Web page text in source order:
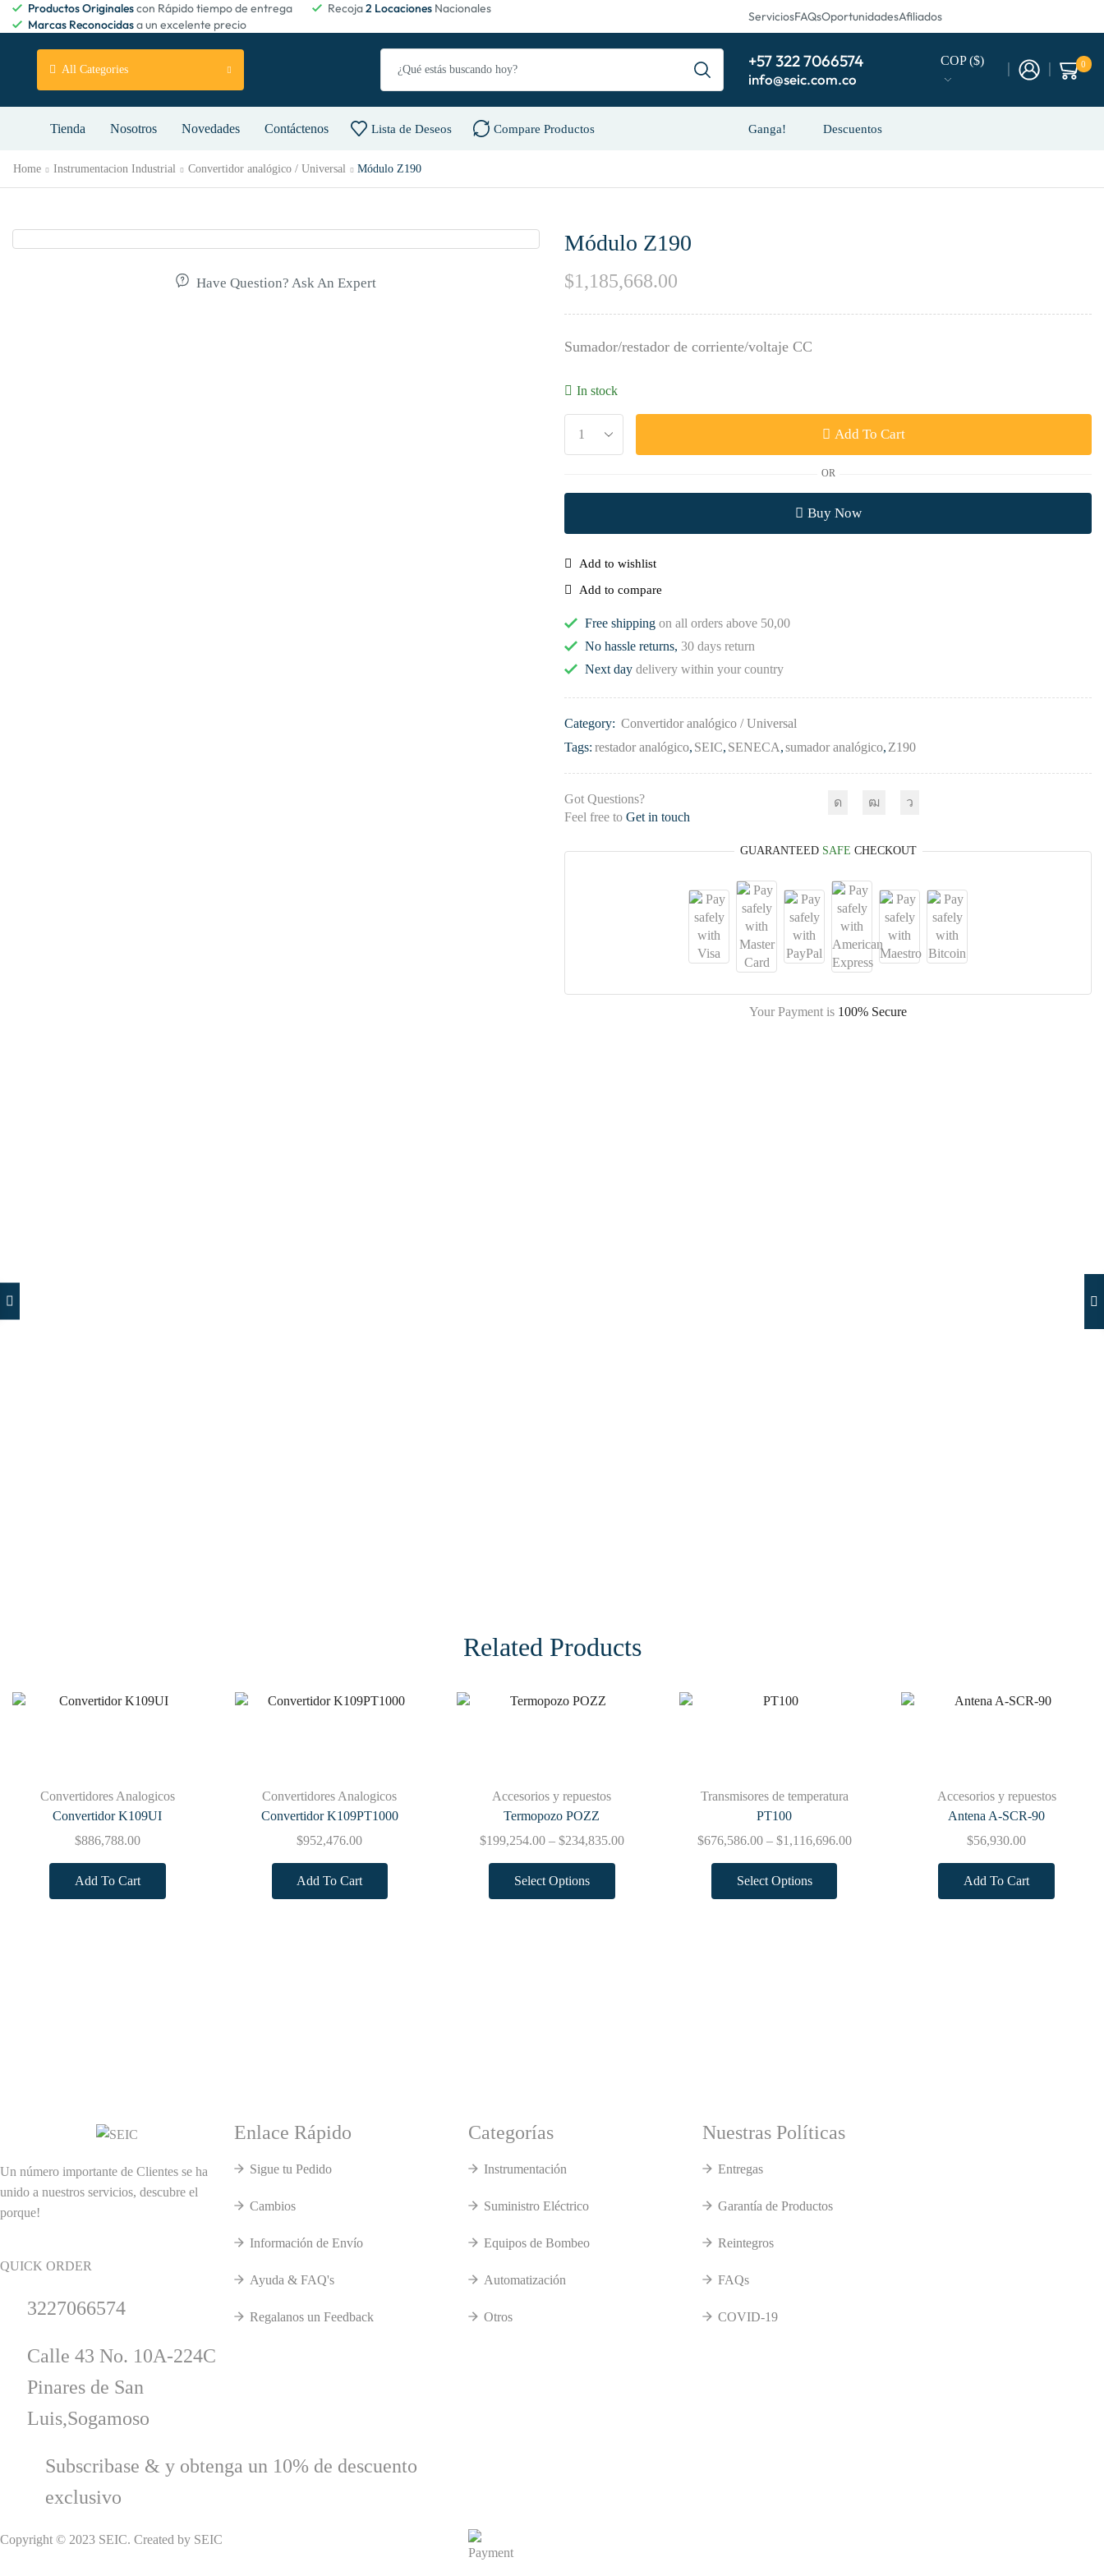
Productos Originalescon Rápido tiempo de entrega Recoja2 Locaciones Nacionales
Marcas Reconocidasa un excelente precio
ServiciosFAQsOportunidadesAfiliados
All Categories +57 322 7066574
info@seic.com.co
COP ($) 0
Tienda Nosotros Novedades Contáctenos Lista de Deseos Compare Productos Ganga! Descuentos
Home Instrumentacion Industrial Convertidor analógico / Universal Módulo Z190
Have Question? Ask An Expert
Módulo Z190
$1,185,668.00
Sumador/restador de corriente/voltaje CC
In stock
Add To Cart
OR
Buy Now
Add to wishlist
Add to compare
Free shipping on all orders above 50,00
No hassle returns, 30 days return
Next day delivery within your country
Category: Convertidor analógico / Universal
Tags: restador analógico, SEIC, SENECA,sumador analógico, Z190
Got Questions?
Feel free to Get in touch
GUARANTEED SAFE CHECKOUT
Your Payment is 100% Secure
Related Products
Convertidores Analogicos
Convertidor K109UI
$886,788.00
Add To Cart
Convertidores Analogicos
Convertidor K109PT1000
$952,476.00
Add To Cart
Accesorios y repuestos
Termopozo POZZ
$199,254.00 – $234,835.00
Select Options
Transmisores de temperatura
PT100
$676,586.00 – $1,116,696.00
Select Options
Accesorios y repuestos
Antena A-SCR-90
$56,930.00
Add To Cart
Un número importante de Clientes se ha
unido a nuestros servicios, descubre el
porque!
QUICK ORDER
3227066574
Calle 43 No. 10A-224C
Pinares de San
Luis,Sogamoso
Enlace Rápido
Sigue tu Pedido
Cambios
Información de Envío
Ayuda & FAQ's
Regalanos un Feedback
Categorías
Instrumentación
Suministro Eléctrico
Equipos de Bombeo
Automatización
Otros
Nuestras Políticas
Entregas
Garantía de Productos
Reintegros
FAQs
COVID-19
Subscribase & y obtenga un 10% de descuento
exclusivo
Copyright © 2023 SEIC. Created by SEIC